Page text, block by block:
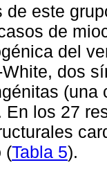
de este
de
del
dos
(una
En los 27
(Tabla 5).